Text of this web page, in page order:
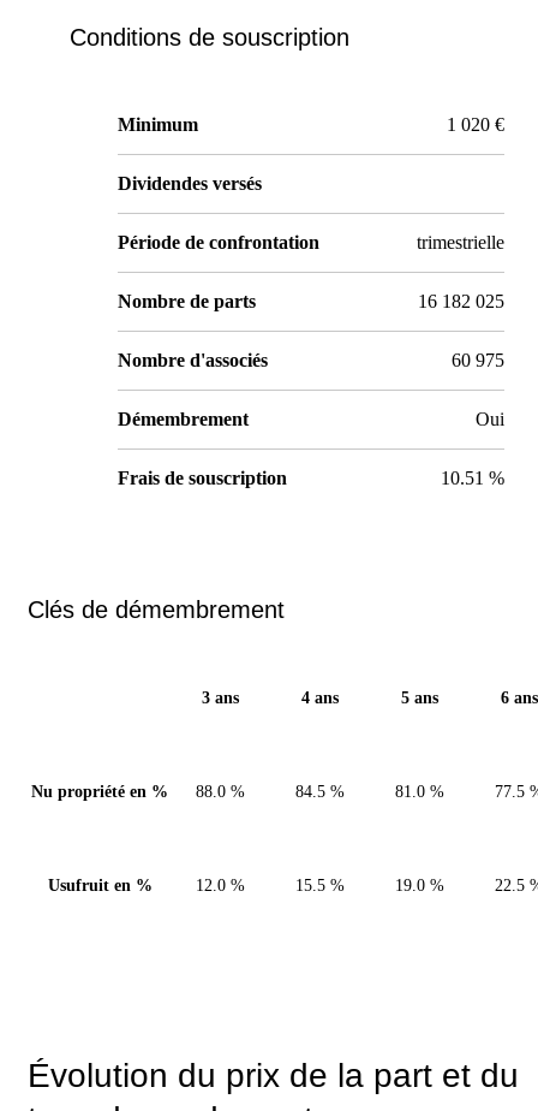
Conditions de souscription
Minimum 1 020 €
Dividendes versés
Période de confrontation trimestrielle
Nombre de parts 16 182 025
Nombre d'associés 60 975
Démembrement Oui
Frais de souscription 10.51 %
Clés de démembrement
3 ans 4 ans 5 ans 6 ans
Nu propriété en % 88.0 % 84.5 % 81.0 % 77.5
Usufruit en % 12.0 % 15.5 % 19.0 % 22.5
Évolution du prix de la part et du